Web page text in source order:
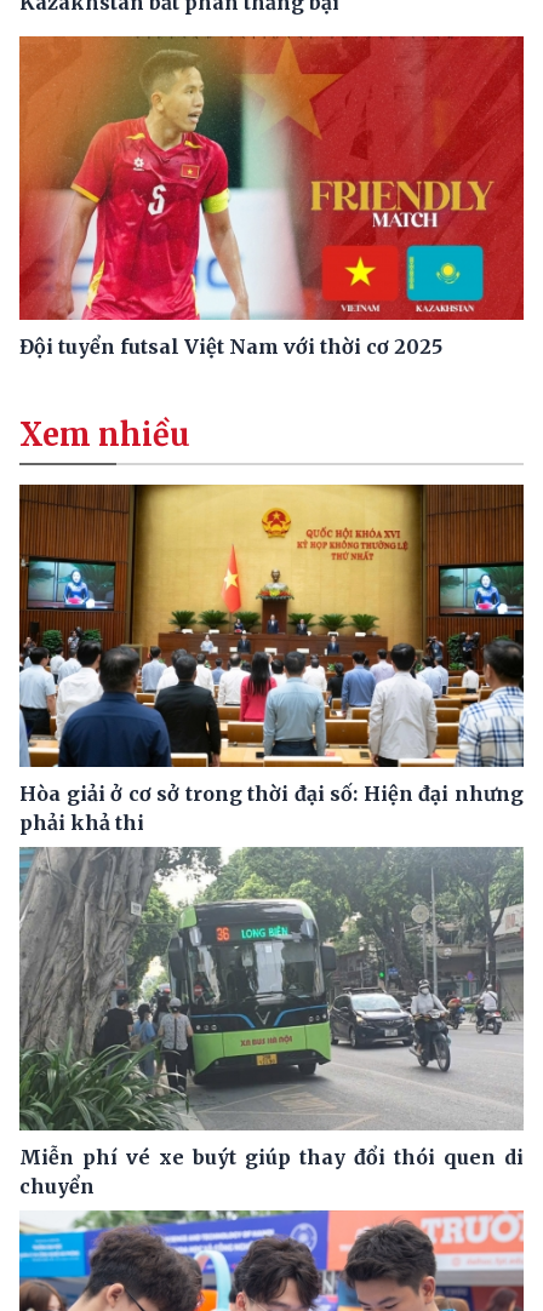
Đội tuyển futsal Việt Nam với thời cơ 2025
Xem nhiều
Hòa giải ở cơ sở trong thời đại số: Hiện đại nhưng
phải khả thi
Miễn phí vé xe buýt giúp thay đổi thói quen di
chuyển